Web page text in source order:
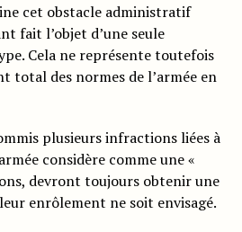
cet obstacle administratif
fait l’objet d’une seule
Cela ne représente toutefois
total des normes de l’armée en
plusieurs infractions liées à
considère comme une «
devront toujours obtenir une
enrôlement ne soit envisagé.